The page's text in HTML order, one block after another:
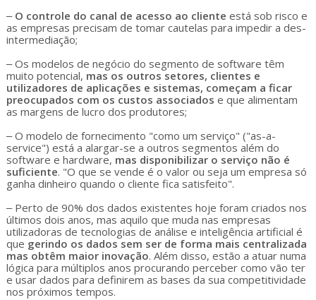
‒ O controle do canal de acesso ao cliente está sob risco e
as empresas precisam de tomar cautelas para impedir a des-
intermediação;
‒ Os modelos de negócio do segmento de software têm
muito potencial, mas os outros setores, clientes e
utilizadores de aplicações e sistemas, começam a ficar
preocupados com os custos associados e que alimentam
as margens de lucro dos produtores;
‒ O modelo de fornecimento "como um serviço" ("as-a-
service") está a alargar-se a outros segmentos além do
software e hardware, mas disponibilizar o serviço não é
suficiente. "O que se vende é o valor ou seja um empresa só
ganha dinheiro quando o cliente fica satisfeito".
‒ Perto de 90% dos dados existentes hoje foram criados nos
últimos dois anos, mas aquilo que muda nas empresas
utilizadoras de tecnologias de análise e inteligência artificial é
que gerindo os dados sem ser de forma mais centralizada
mas obtêm maior inovação. Além disso, estão a atuar numa
lógica para múltiplos anos procurando perceber como vão ter
e usar dados para definirem as bases da sua competitividade
nos próximos tempos.